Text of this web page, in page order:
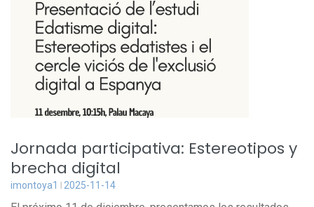
Jornada participativa: Estereotipos y
brecha digital
imontoya1 2025-11-14